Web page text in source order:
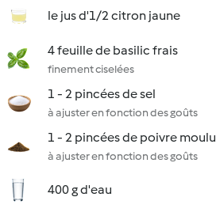
le jus d'1/2 citron jaune
4 feuille de basilic frais
finement ciselées
1 - 2 pincées de sel
à ajuster en fonction des goûts
1 - 2 pincées de poivre moulu
à ajuster en fonction des goûts
400 g d'eau